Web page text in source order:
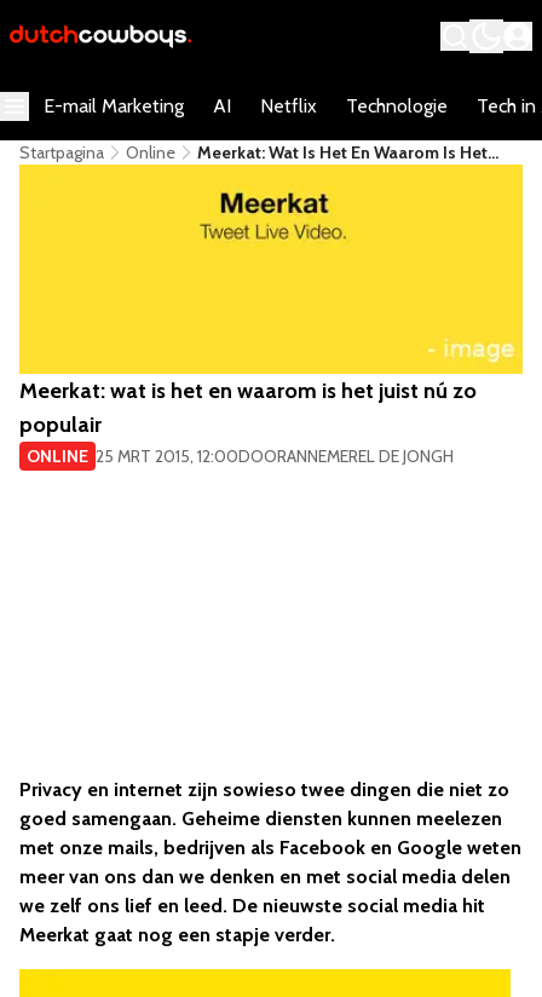
E-mail Marketing AI Netflix Technologie Tech in
Startpagina Online
Meerkat: Wat Is Het En Waarom Is Het
Meerkat: wat is het en waarom is het juist nú zo
populair
ONLINE 25 MRT 2015, 12:00DOORANNEMEREL DE JONGH
Privacy en internet zijn sowieso twee dingen die niet zo
goed samengaan. Geheime diensten kunnen meelezen
met onze mails, bedrijven als Facebook en Google weten
meer van ons dan we denken en met social media delen
we zelf ons lief en leed. De nieuwste social media hit
Meerkat gaat nog een stapje verder.